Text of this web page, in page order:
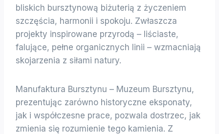
bliskich bursztynową biżuterią z życzeniem
szczęścia, harmonii i spokoju. Zwłaszcza
projekty inspirowane przyrodą – liściaste,
falujące, pełne organicznych linii – wzmacniają
skojarzenia z siłami natury.
Manufaktura Bursztynu – Muzeum Bursztynu,
prezentując zarówno historyczne eksponaty,
jak i współczesne prace, pozwala dostrzec, jak
zmienia się rozumienie tego kamienia. Z